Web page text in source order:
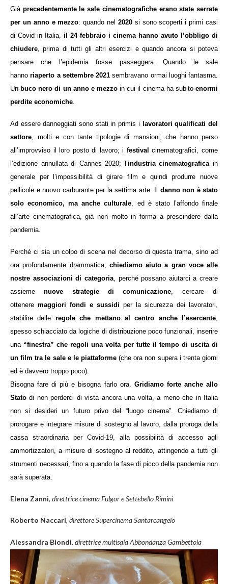
Già precedentemente le sale cinematografiche erano state serrate
per un anno e mezzo: quando nel 2020si sono scoperti i primi casi
di Covid in Italia, il 24 febbraio i cinema hanno avuto l’obbligo di
chiudere , prima di tutti gli altri esercizi e quando ancora si poteva
pensare che l’epidemia fosse passeggera. Quando le sale
hannoriaperto a settembre 2021 sembravano ormai luoghi fantasma.
Unbuco nero di un anno e mezzo in cui il cinema ha subitoenormi
perdite economiche
Ad essere danneggiati sono stati in primis i lavoratori qualificati del
settore , molti e con tante tipologie di mansioni, che hanno perso
all’improvviso il loro posto di lavoro; i festival cinematografici, come
l’edizione annullata di Cannes 2020; l’industria cinematografica in
generale per l’impossibilità di girare film e quindi produrre nuove
pellicole e nuovo carburante per la settima arte. Il danno non è stato
solo economico, ma anche culturale , ed è stato l’affondo finale
all’arte cinematografica, già non molto in forma a prescindere dalla
pandemia.
Perché ci sia un colpo di scena nel decorso di questa trama, sino ad
ora profondamente drammatica, chiediamo aiuto a gran voce alle
nostre associazioni di categoria, perché possano aiutarci a creare
assiemenuove strategie di comunicazione , cercare di
ottenere maggiori fondi e sussidi per la sicurezza dei lavoratori,
stabilire delle regole che mettano al centro anche l’esercente
spesso schiacciato da logiche di distribuzione poco funzionali, inserire
una “finestra” che regoli una volta per tutte il tempo di uscita di
un film tra le sale e le piattaforme (che ora non supera i trenta giorni
ed è davvero troppo poco).
Bisogna fare di più e bisogna farlo ora. Gridiamo forte anche allo
Stato di non perderci di vista ancora una volta, a meno che in Italia
non si desideri un futuro privo del “luogo cinema”. Chiediamo di
prorogare e integrare misure di sostegno al lavoro, dalla proroga della
cassa straordinaria per Covid-19, alla possibilità di accesso agli
ammortizzatori, a misure di sostegno al reddito, attingendo a tutti gli
strumenti necessari, fino a quando la fase di picco della pandemia non
sarà superata.
Elena Zanni, direttricecinema Fulgore Settebello Rimini
Roberto Naccari, direttore Supercinema Santarcangelo
Alessandra Biondi, direttrice multisala Abbondanza Gambettola